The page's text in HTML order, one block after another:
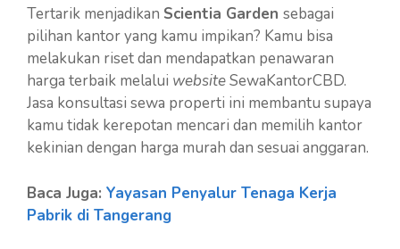
Tertarik menjadikan Scientia Garden sebagai
pilihan kantor yang kamu impikan? Kamu bisa
melakukan riset dan mendapatkan penawaran
harga terbaik melalui websiteSewaKantorCBD.
Jasa konsultasi sewa properti ini membantu supaya
kamu tidak kerepotan mencari dan memilih kantor
kekinian dengan harga murah dan sesuai anggaran.
Baca Juga: Yayasan Penyalur Tenaga Kerja
Pabrik di Tangerang